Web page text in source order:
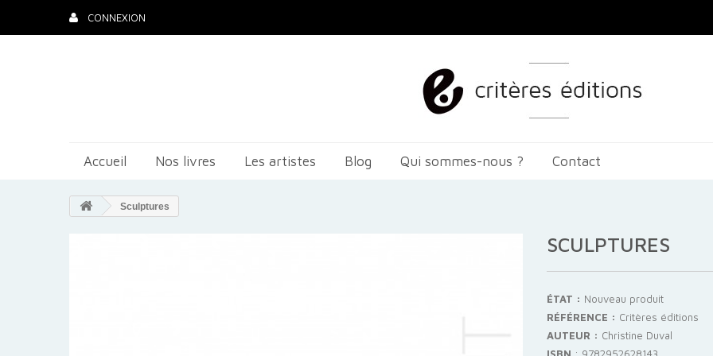
CONNEXION
Accueil Nos livres Les artistes Blog Qui sommes-nous ? Contact
Sculptures
SCULPTURES
ÉTAT : Nouveau produit
RÉFÉRENCE : Critères éditions
AUTEUR : Christine Duval